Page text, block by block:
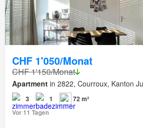
CHF 1'050/Monat
CHF 1'150/Monat
Apartment in 2822, Courroux, Kanton
3 1
72 m²
Vor 11 Tagen